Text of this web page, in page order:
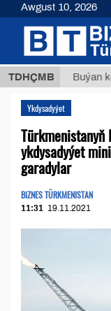
TDHÇMBBuýan köküniň
Ykdysadyýet
Türkmenistanyň
ykdysadyýet
garadylar
BIZNES TÜRKMENISTAN
11:31 19.11.2021
Awgust 10, 2026